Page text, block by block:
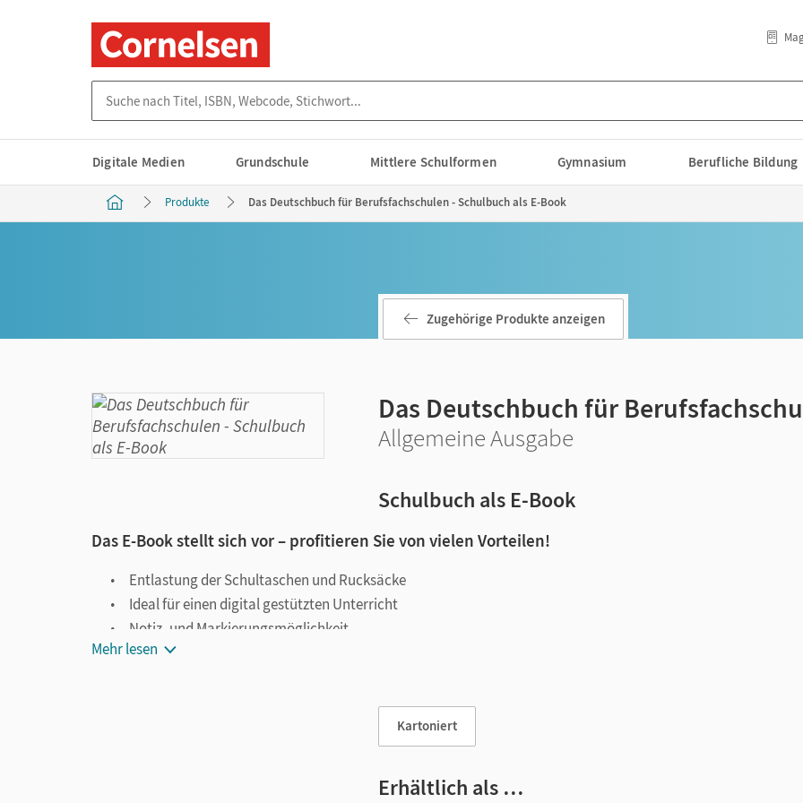
Digitale Medien Grundschule Mittlere Schulformen Gymnasium Berufliche Bildung
Produkte Das Deutschbuch für Berufsfachschulen - Schulbuch als E-Book
Zugehörige Produkte anzeigen
Das Deutschbuch für
Allgemeine Ausgabe
Schulbuch als E-Book
Das E-Book stellt sich vor – profitieren Sie von vielen Vorteilen!
Entlastung der Schultaschen und Rucksäcke
Ideal für einen digital gestützten Unterricht
Notiz- und Markierungsmöglichkeit
Jederzeit unkompliziert verfügbar
Mehr lesen
Kartoniert
Erhältlich als …